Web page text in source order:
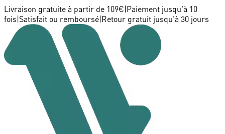
Livraison gratuite à partir de 109€ Paiement jusqu'à 10
fois Satisfait ou remboursé Retour gratuit jusqu'à 30 jours